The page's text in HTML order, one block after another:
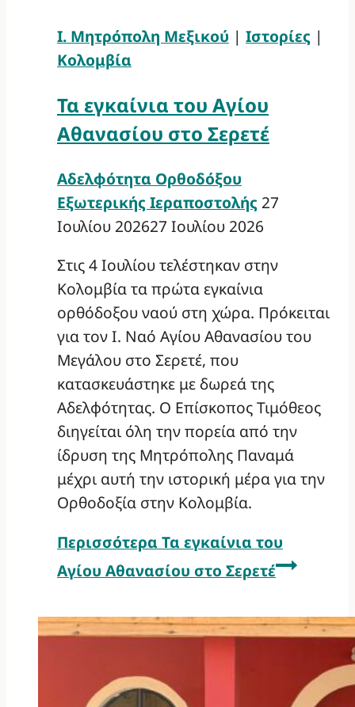
Ι. Μητρόπολη Μεξικού | Ιστορίες |
Κολομβία
Τα εγκαίνια του Αγίου
Αθανασίου στο Σερετέ
Αδελφότητα Ορθοδόξου
Εξωτερικής Ιεραποστολής 27
Ιουλίου 202627 Ιουλίου 2026
Στις 4 Ιουλίου τελέστηκαν στην
Κολομβία τα πρώτα εγκαίνια
ορθόδοξου ναού στη χώρα. Πρόκειται
για τον Ι. Ναό Αγίου Αθανασίου του
Μεγάλου στο Σερετέ, που
κατασκευάστηκε με δωρεά της
Αδελφότητας. Ο Επίσκοπος Τιμόθεος
διηγείται όλη την πορεία από την
ίδρυση της Μητρόπολης Παναμά
μέχρι αυτή την ιστορική μέρα για την
Ορθοδοξία στην Κολομβία.
Περισσότερα Τα εγκαίνια του
Αγίου Αθανασίου στο Σερετέ